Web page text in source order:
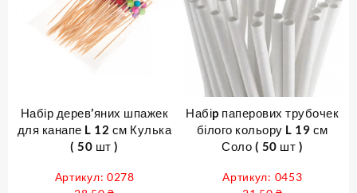
Набір дерев’яних шпажек
для канапе L 12 см Кулька
( 50 шт )
Артикул: 0278
Набіp паперових трубочек
білого кольору L 19 см
Соло ( 50 шт )
Артикул: 0453